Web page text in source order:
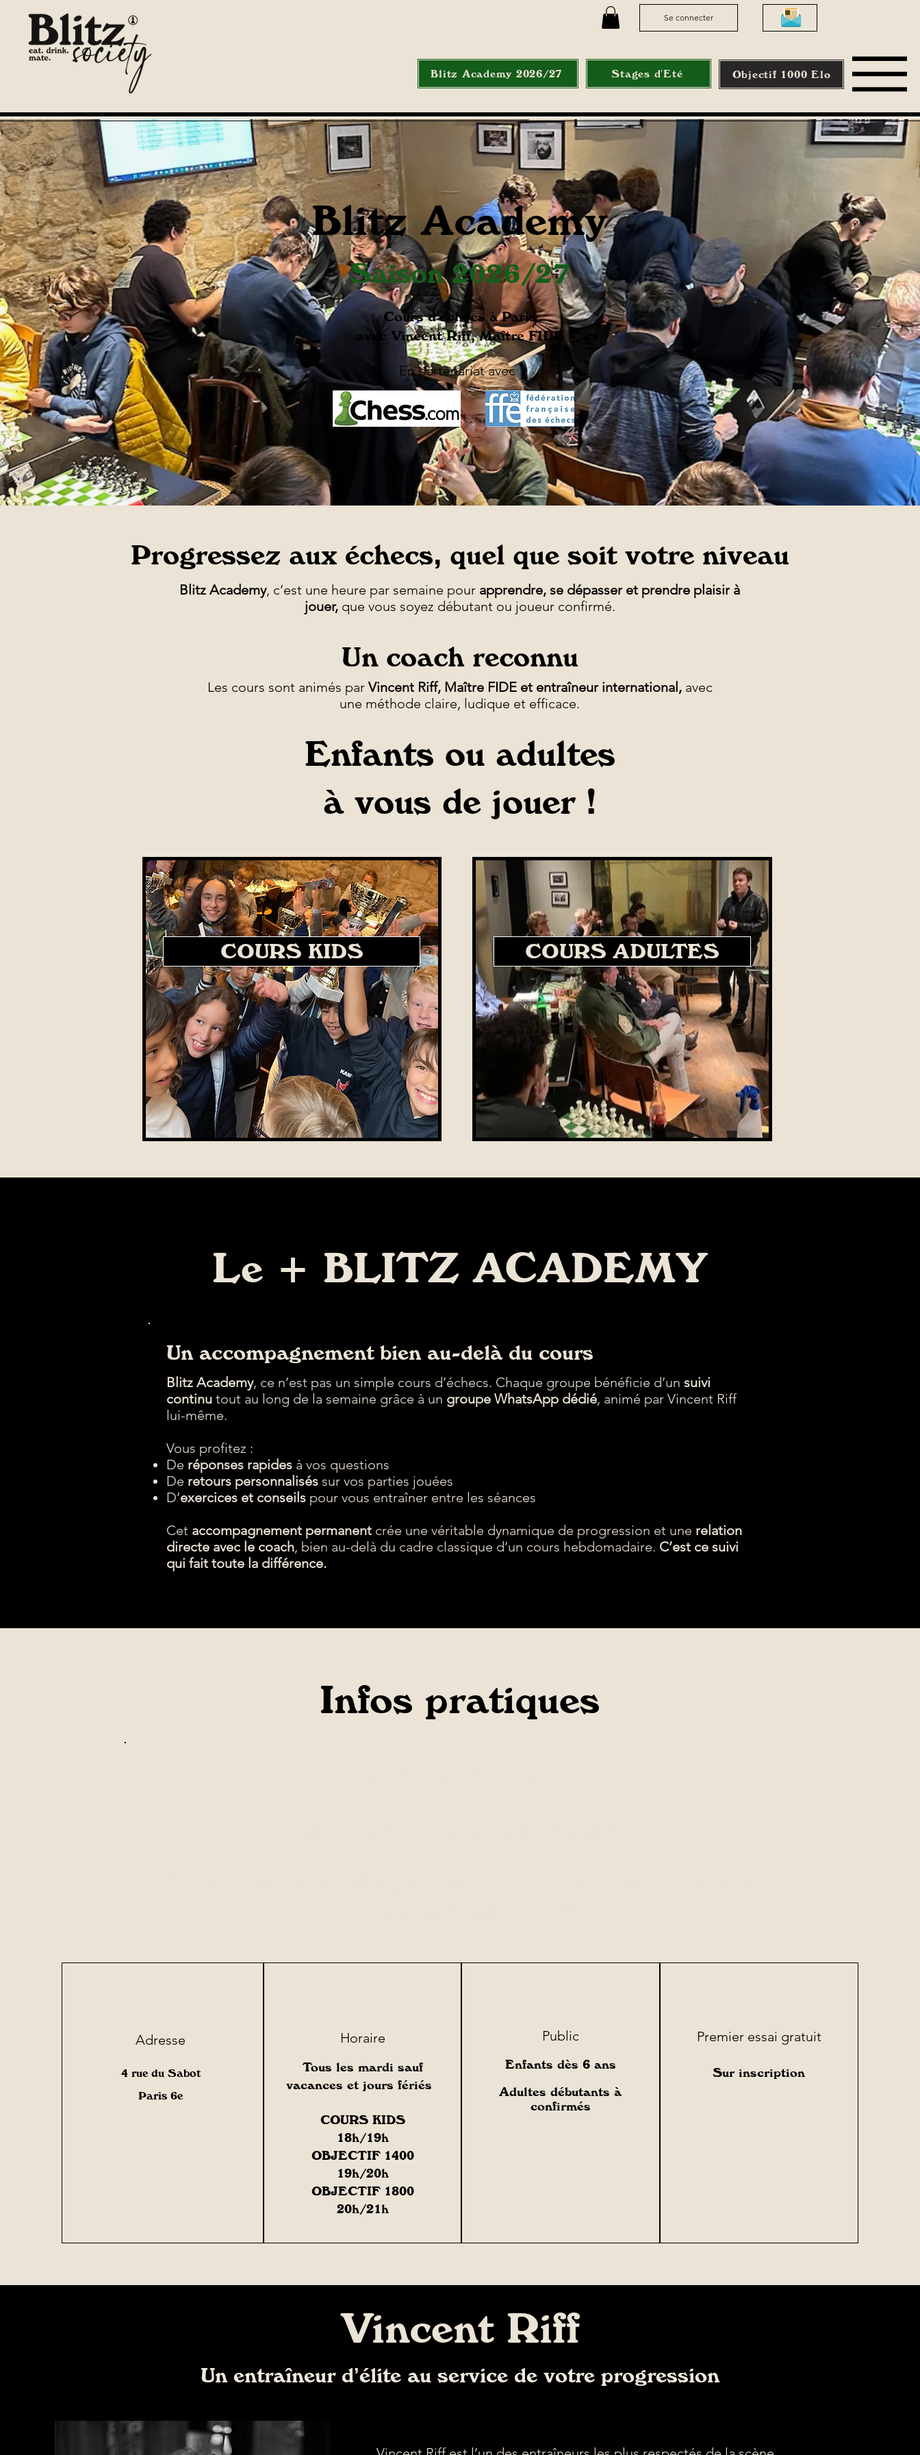
Se connecter
Blitz Academy 2026/27 Stages d'Eté Objectif 1000 Elo
Blitz Academy
Saison 2026/27
Cours d’échecs à Paris
avec Vincent Riff, Maître FIDE
En partenariat avec
Progressez aux échecs, quel que soit votre niveau
Blitz Academy, c’est une heure par semaine pour apprendre, se dépasser et prendre plaisir à
jouer, que vous soyez débutant ou joueur confirmé.
Un coach reconnu
Les cours sont animés par Vincent Riff, Maître FIDE et entraîneur international,avec
une méthode claire, ludique et efficace.
Enfants ou adultes
à vous de jouer !
COURS KIDS COURS ADULTES
Le + BLITZ ACADEMY
Un accompagnement bien au-delà du cours
Blitz Academy, ce n’est pas un simple cours d’échecs. Chaque groupe bénéficie d’un suivi
continu tout au long de la semaine grâce à un groupe WhatsApp dédié, animé par Vincent Riff
lui-même.
Vous profitez :
De réponses rapides à vos questions
De retours personnalisés sur vos parties jouées
D’exercices et conseils pour vous entraîner entre les séances
Cet accompagnement permanent crée une véritable dynamique de progression et une relation
directe avec le coach, bien au-delà du cadre classique d’un cours hebdomadaire. C’est ce suivi
qui fait toute la différence.
Infos pratiques
Adresse
4 rue du Sabot
Paris 6e
Horaire
Tous les mardi sauf
vacances et jours fériés
COURS KIDS
18h/19h
OBJECTIF 1400
19h/20h
OBJECTIF 1800
20h/21h
Public
Enfants dès 6 ans
Adultes débutants à
confirmés
Premier essai gratuit
Sur inscription
Vincent Riff
Un entraîneur d’élite au service de votre progression